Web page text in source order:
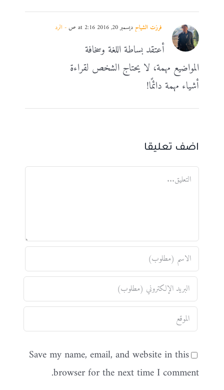
فرزت الشياحديسمبر 20, 2016 at 2:16 ص - الرد
أعتقد بساطة اللغة وسخافة
المواضيع مهمة، لا يحتاج الشخص لقراءة
أشياء مهمة دائمًا!
اضف تعليقا
تعليق
Save my name, email, and website in this
browser for the next time I comment.